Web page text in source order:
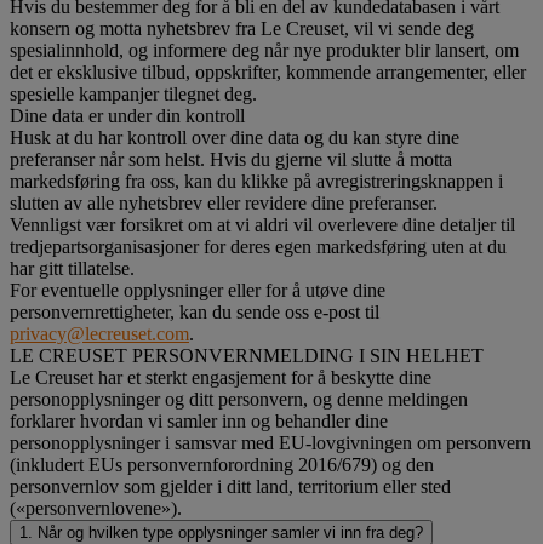
Hvis du bestemmer deg for å bli en del av kundedatabasen i vårt
konsern og motta nyhetsbrev fra Le Creuset, vil vi sende deg
spesialinnhold, og informere deg når nye produkter blir lansert, om
det er eksklusive tilbud, oppskrifter, kommende arrangementer, eller
spesielle kampanjer tilegnet deg.
Dine data er under din kontroll
Husk at du har kontroll over dine data og du kan styre dine
preferanser når som helst. Hvis du gjerne vil slutte å motta
markedsføring fra oss, kan du klikke på avregistreringsknappen i
slutten av alle nyhetsbrev eller revidere dine preferanser.
Vennligst vær forsikret om at vi aldri vil overlevere dine detaljer til
tredjepartsorganisasjoner for deres egen markedsføring uten at du
har gitt tillatelse.
For eventuelle opplysninger eller for å utøve dine
personvernrettigheter, kan du sende oss e-post til
privacy@lecreuset.com.
LE CREUSET PERSONVERNMELDING I SIN HELHET
Le Creuset har et sterkt engasjement for å beskytte dine
personopplysninger og ditt personvern, og denne meldingen
forklarer hvordan vi samler inn og behandler dine
personopplysninger i samsvar med EU-lovgivningen om personvern
(inkludert EUs personvernforordning 2016/679) og den
personvernlov som gjelder i ditt land, territorium eller sted
(«personvernlovene»).
1. Når og hvilken type opplysninger samler vi inn fra deg?